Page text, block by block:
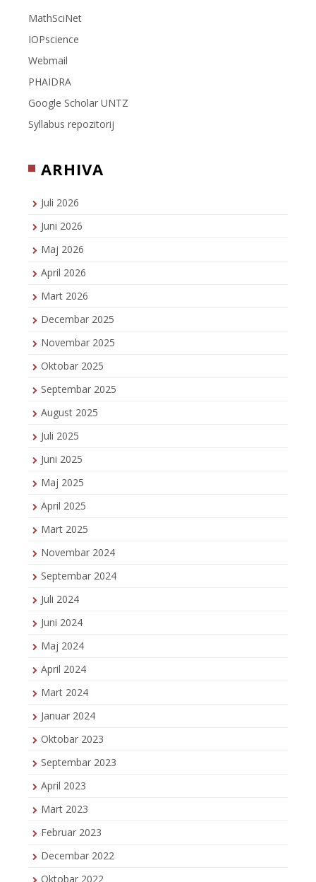
MathSciNet
IOPscience
Webmail
PHAIDRA
Google Scholar UNTZ
Syllabus repozitorij
ARHIVA
Juli 2026
Juni 2026
Maj 2026
April 2026
Mart 2026
Decembar 2025
Novembar 2025
Oktobar 2025
Septembar 2025
August 2025
Juli 2025
Juni 2025
Maj 2025
April 2025
Mart 2025
Novembar 2024
Septembar 2024
Juli 2024
Juni 2024
Maj 2024
April 2024
Mart 2024
Januar 2024
Oktobar 2023
Septembar 2023
April 2023
Mart 2023
Februar 2023
Decembar 2022
Oktobar 2022